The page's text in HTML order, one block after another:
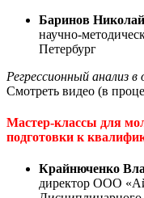
Баринов
научно-
Петербург
Регрессионный анализ в
Смотреть видео (в
Мастер-классы для
подготовки к
Крайнюченко
директор ООО